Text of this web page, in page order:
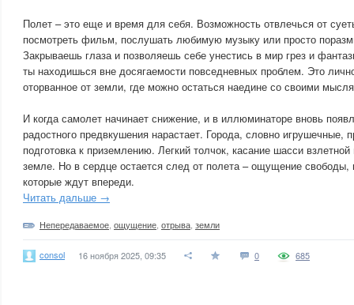
Полет – это еще и время для себя. Возможность отвлечься от
посмотреть фильм, послушать любимую музыку или просто
Закрываешь глаза и позволяешь себе унестись в мир грез и
ты находишься вне досягаемости повседневных проблем. Это
оторванное от земли, где можно остаться наедине со своими
И когда самолет начинает снижение, и в иллюминаторе вновь
радостного предвкушения нарастает. Города, словно игрушечные,
подготовка к приземлению. Легкий толчок, касание шасси
земле. Но в сердце остается след от полета – ощущение свободы,
которые ждут впереди.
Читать дальше →
Непередаваемое ощущение отрыва земли
consol 16 ноября 2025, 09:35 0 685